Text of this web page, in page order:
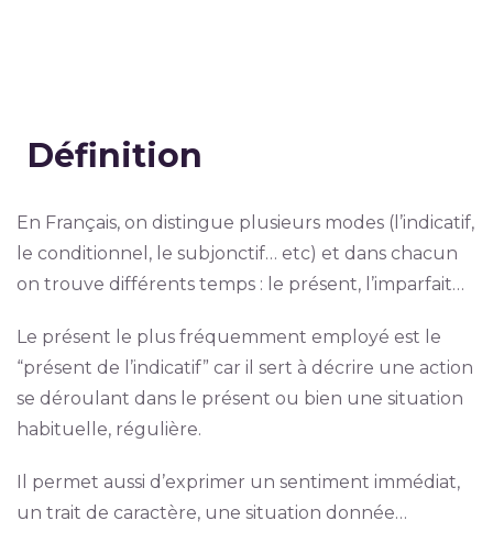
Définition
En Français, on distingue plusieurs modes (l’indicatif,
le conditionnel, le subjonctif… etc) et dans chacun
on trouve différents temps : le présent, l’imparfait…
Le présent le plus fréquemment employé est le
“présent de l’indicatif” car il sert à décrire une action
se déroulant dans le présent ou bien une situation
habituelle, régulière.
Il permet aussi d’exprimer un sentiment immédiat,
un trait de caractère, une situation donnée…